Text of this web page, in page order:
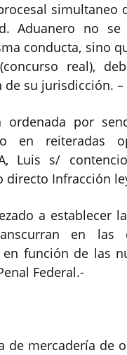
Aduanero no
conducta, sino
real),
su jurisdicción. –
ordenada por
en reiteradas
Luis s/
Infracción
a establecer
en las
función de las
Federal.-
de mercadería de